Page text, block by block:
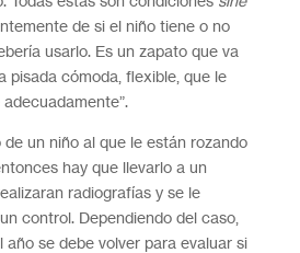
de si el niño tiene o no
usarlo. Es un zapato que va
pisada cómoda, flexible, que le
un niño al que le están rozando
hay que llevarlo a un
radiografías y se le
control. Dependiendo del caso,
año se debe volver para evaluar si